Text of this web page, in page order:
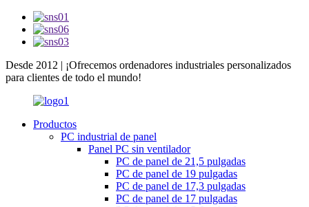
Desde 2012 | ¡Ofrecemos ordenadores industriales personalizados
para clientes de todo el mundo!
Productos
PC industrial de panel
Panel PC sin ventilador
PC de panel de 21,5 pulgadas
PC de panel de 19 pulgadas
PC de panel de 17,3 pulgadas
PC de panel de 17 pulgadas